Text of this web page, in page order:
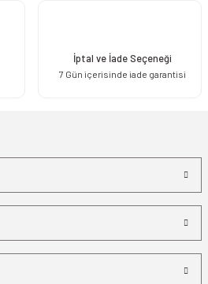
İptal ve İade Seçeneği
7 Gün içerisinde iade garantisi